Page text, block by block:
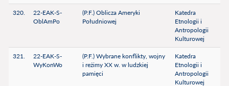
320.
22-EAK-S-
OblAmPo
(P.F.) Oblicza Ameryki
Południowej
Katedra
Etnologii i
Antropologii
Kulturowej
321.
22-EAK-S-
WyKonWo
(P.F.) Wybrane konflikty, wojny
i reżimy XX w. w ludzkiej
pamięci
Katedra
Etnologii i
Antropologii
Kulturowej